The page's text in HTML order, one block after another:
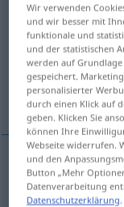
banal
Übersicht aller
(Für mehr Details
平庸的
平庸的
Wir verwenden
und wir besser mit
funktionale und
und der statistischen
werden auf
gespeichert.
personalisierter
durch einen Klick auf
geben. Klicken Sie
können Ihre
Webseite widerrufen.
und den
Button „Mehr
Datenverarbeitung
Datenschutzerklärung